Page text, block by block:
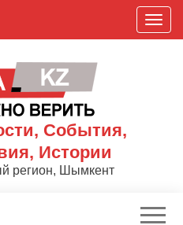
П
о
к
События,
Истории
регион, Шымкент